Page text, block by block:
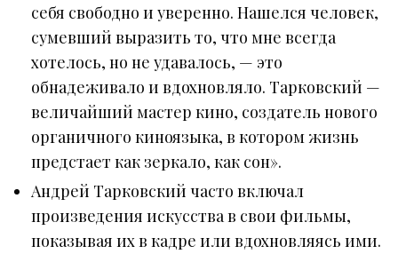
себя свободно и уверенно. Нашелся человек,
сумевший выразить то, что мне всегда
хотелось, но не удавалось, — это
обнадеживало и вдохновляло. Тарковский —
величайший мастер кино, создатель нового
органичного киноязыка, в котором жизнь
предстает как зеркало, как сон».
Андрей Тарковский часто включал
произведения искусства в свои фильмы,
показывая их в кадре или вдохновляясь ими.